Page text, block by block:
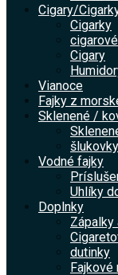
Cigary/
Cigarky
Cigary
Vianoce
Fajky z
Sklenené /
šlukovky
Vodné fajky
Uhlíky
Doplnky
Zápalky
dutinky
Fajkové